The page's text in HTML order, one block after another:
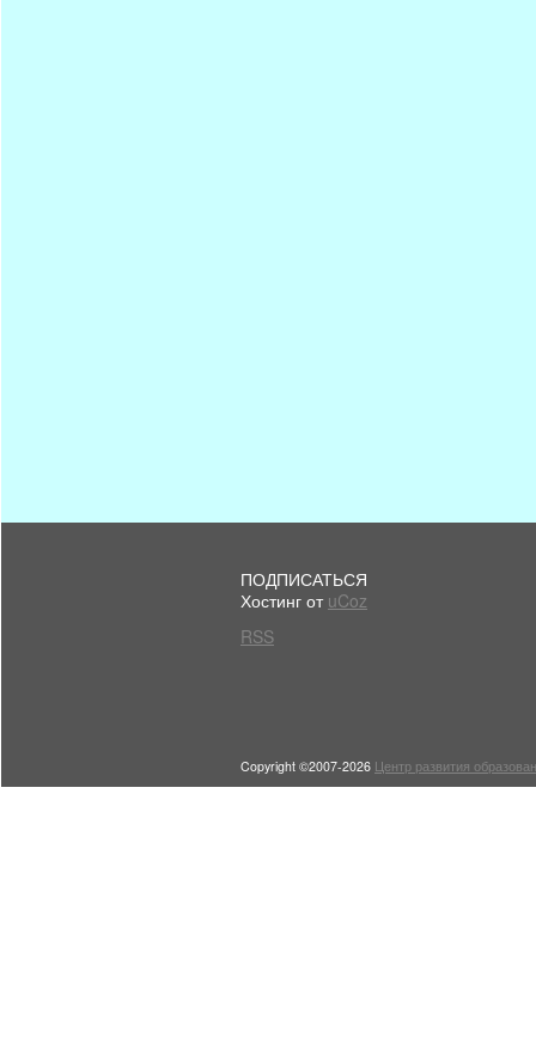
ПОДПИСАТЬСЯ
Хостинг от uCoz
RSS
Copyright ©2007-2026 Центр развития